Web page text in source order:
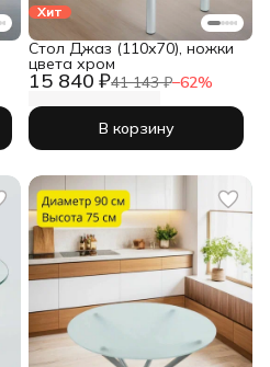
Хит
15 840 ₽41 143 ₽−62%
Cтол Джаз (110х70), ножки
цвета хром
В корзину